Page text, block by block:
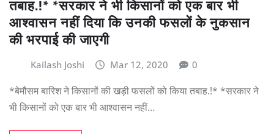
तबाह.!* *सरकार ने भी किसानों को एक बार भी
आश्वासन नहीं दिया कि उनकी फसलों के नुकसान
की भरपाई की जाएगी
Kailash Joshi Mar 12, 2020 0
*बेमौसम बारिश ने किसानों की खड़ी फसलों को किया तबाह.!* *सरकार ने
भी किसानों को एक बार भी आश्वासन नहीं…